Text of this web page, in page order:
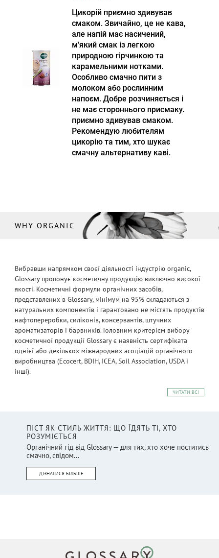
Цикорій приємно здивував
смаком. Звичайно, це не кава,
але напій має насичений,
м'який смак із легкою
природною гірчинкою та
карамельними нотками.
Особливо смачно пити з
молоком або рослинним
напоєм. Добре розчиняється і
не має стороннього присмаку.
приємно здивував смаком.
Рекомендую любителям
цикорію та тим, хто шукає
смачну альтернативу каві.
WHY ORGANIC
Вибравши напрямком своєї діяльності індустрію organic,
Glossary пропонує косметичну продукцію виключно високої
якості. Косметичні формули органічних засобів,
представлених в Glossary, мінімум на 95% складаються з
натуральних компонентів і гарантовано не містять продуктів
нафтопереробки, силіконів, консервантів, штучних
ароматизаторів і барвників. Головним критерієм вибору
косметичної продукції Glossary є наявність сертифіката
однієї або декількох міжнародних асоціацій органічного
виробництва (Ecocert, BDIH, ICEA, Soil Association, USDA і
інші).
ЧИТАТИ ВСІ
ПІСТ ЯК СТИЛЬ ЖИТТЯ: ЩО ЇДЯТЬ ТІ, ХТО
РОЗУМІЄТЬСЯ
Органічний гід від Glossary — для тих, хто хоче поститись
смачно, свідом...
ДІЗНАТИСЯ БІЛЬШЕ